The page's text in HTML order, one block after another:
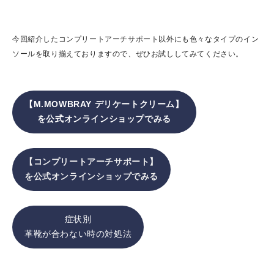
今回紹介したコンプリートアーチサポート以外にも色々なタイプのイン
ソールを取り揃えておりますので、ぜひお試ししてみてください。
【M.MOWBRAY デリケートクリーム 】
を公式オンラインショップでみる
【コンプリートアーチサポート 】
を公式オンラインショップでみる
症状別
革靴が合わない時の対処法